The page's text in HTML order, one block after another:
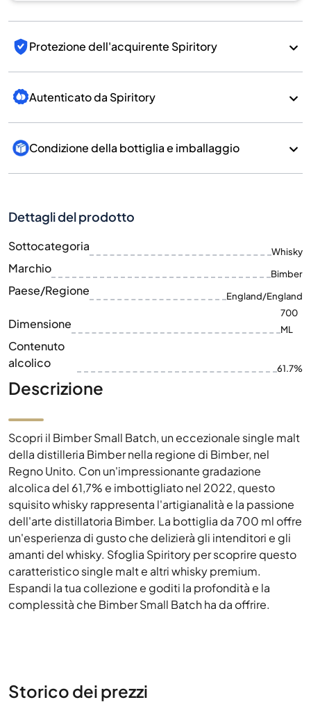
Protezione dell'acquirente Spiritory
Autenticato da Spiritory
Condizione della bottiglia e imballaggio
Dettagli del prodotto
Sottocategoria Whisky
Marchio Bimber
Paese/Regione England/England
Dimensione
700
ML
Contenuto
alcolico
61.7%
Descrizione
Scopri il Bimber Small Batch, un eccezionale single malt
della distilleria Bimber nella regione di Bimber, nel
Regno Unito. Con un'impressionante gradazione
alcolica del 61,7% e imbottigliato nel 2022, questo
squisito whisky rappresenta l'artigianalità e la passione
dell'arte distillatoria Bimber. La bottiglia da 700 ml offre
un'esperienza di gusto che delizierà gli intenditori e gli
amanti del whisky. Sfoglia Spiritory per scoprire questo
caratteristico single malt e altri whisky premium.
Espandi la tua collezione e goditi la profondità e la
complessità che Bimber Small Batch ha da offrire.
Storico dei prezzi